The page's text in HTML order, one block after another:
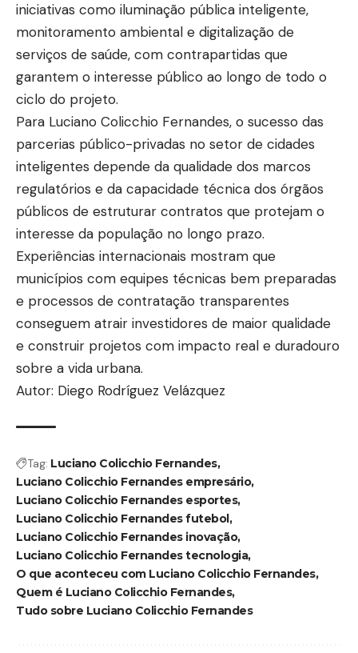
iniciativas como iluminação pública inteligente,
monitoramento ambiental e digitalização de
serviços de saúde, com contrapartidas que
garantem o interesse público ao longo de todo o
ciclo do projeto.
Para Luciano Colicchio Fernandes, o sucesso das
parcerias público-privadas no setor de cidades
inteligentes depende da qualidade dos marcos
regulatórios e da capacidade técnica dos órgãos
públicos de estruturar contratos que protejam o
interesse da população no longo prazo.
Experiências internacionais mostram que
municípios com equipes técnicas bem preparadas
e processos de contratação transparentes
conseguem atrair investidores de maior qualidade
e construir projetos com impacto real e duradouro
sobre a vida urbana.
Autor: Diego Rodríguez Velázquez
Tag: Luciano Colicchio Fernandes
Luciano Colicchio Fernandes empresário
Luciano Colicchio Fernandes esportes
Luciano Colicchio Fernandes futebol
Luciano Colicchio Fernandes inovação
Luciano Colicchio Fernandes tecnologia
O que aconteceu com Luciano Colicchio Fernandes
Quem é Luciano Colicchio Fernandes
Tudo sobre Luciano Colicchio Fernandes